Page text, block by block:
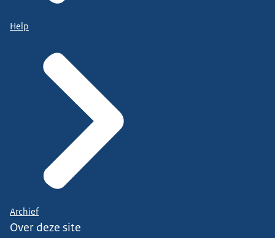
Help
Archief
Over deze site